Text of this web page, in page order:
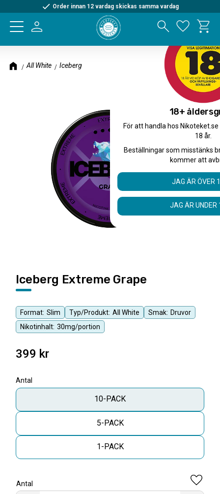
Meny
Order innan 12 vardag skickas samma vardag
All White Iceberg
Format: Slim Typ/Produkt: All White Smak: Druvor
Nikotinhalt: 30mg/portion
Iceberg Extreme Grape
399 kr
Antal
10-PACK
5-PACK
1-PACK
Antal Lägg
18+
För att handla hos
18 år.
Beställningar som misstänks
kommer att
JAG ÄR ÖVER
JAG ÄR UNDER